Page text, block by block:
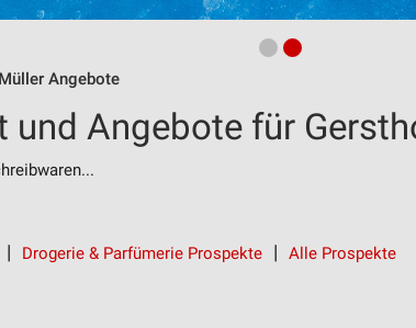
Müller Angebote
und Angebote für
Drogerie & Parfümerie Prospekte Alle Prospekte